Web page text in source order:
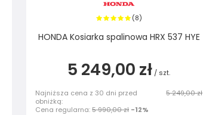
(8)
HONDA Kosiarka spalinowa HRX 537 HYE
5 249,00 zł / szt.
Najniższa cena z 30 dni przed
obniżką:
5 249,00 zł
Cena regularna:5 990,00 zł -12%